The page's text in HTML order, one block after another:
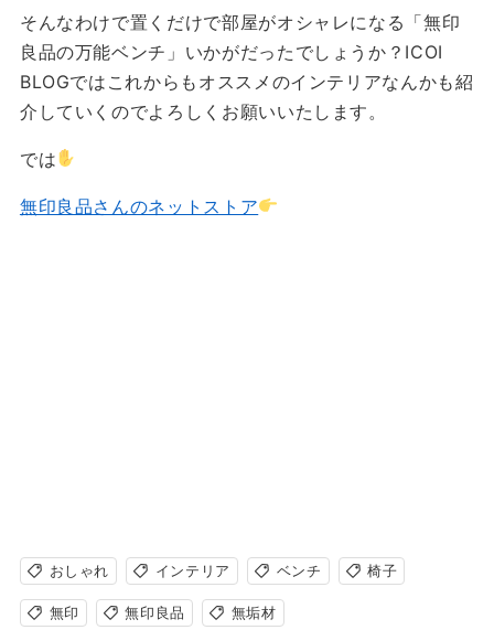
そんなわけで置くだけで部屋がオシャレになる「無印
良品の万能ベンチ」いかがだったでしょうか？ICOI
BLOGではこれからもオススメのインテリアなんかも紹
介していくのでよろしくお願いいたします。
では
無印良品さんのネットストア
おしゃれ インテリア ベンチ 椅子
無印 無印良品 無垢材